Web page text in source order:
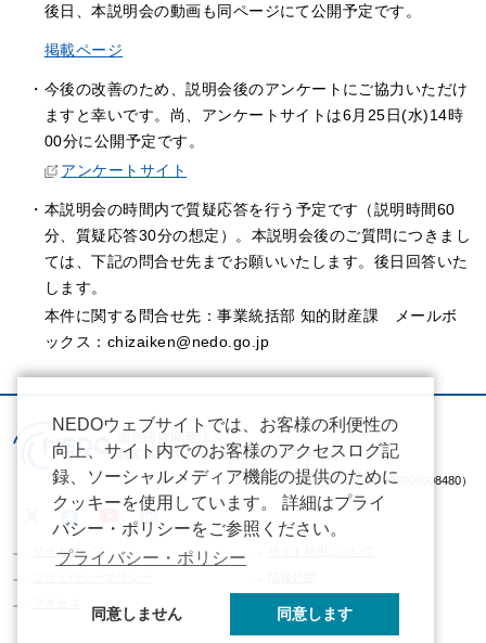
後日、本説明会の動画も同ページにて公開予定です。
掲載ページ
・今後の改善のため、説明会後のアンケートにご協力いただけ
ますと幸いです。尚、アンケートサイトは6月25日(水)14時
00分に公開予定です。
アンケートサイト
・本説明会の時間内で質疑応答を行う予定です（説明時間60
分、質疑応答30分の想定）。本説明会後のご質問につきまし
ては、下記の問合せ先までお願いいたします。後日回答いた
します。
本件に関する問合せ先：事業統括部 知的財産課 メールボ
ックス：chizaiken@nedo.go.jp
（法人番号 2020005008480）
サイトマップ
NEDOウェブサイトでは、お客様の利便性の
向上、サイト内でのお客様のアクセスログ記
録、ソーシャルメディア機能の提供のために
クッキーを使用しています。 詳細はプライ
バシー・ポリシーをご参照ください。
プライバシー・ポリシー
同意しません 同意します